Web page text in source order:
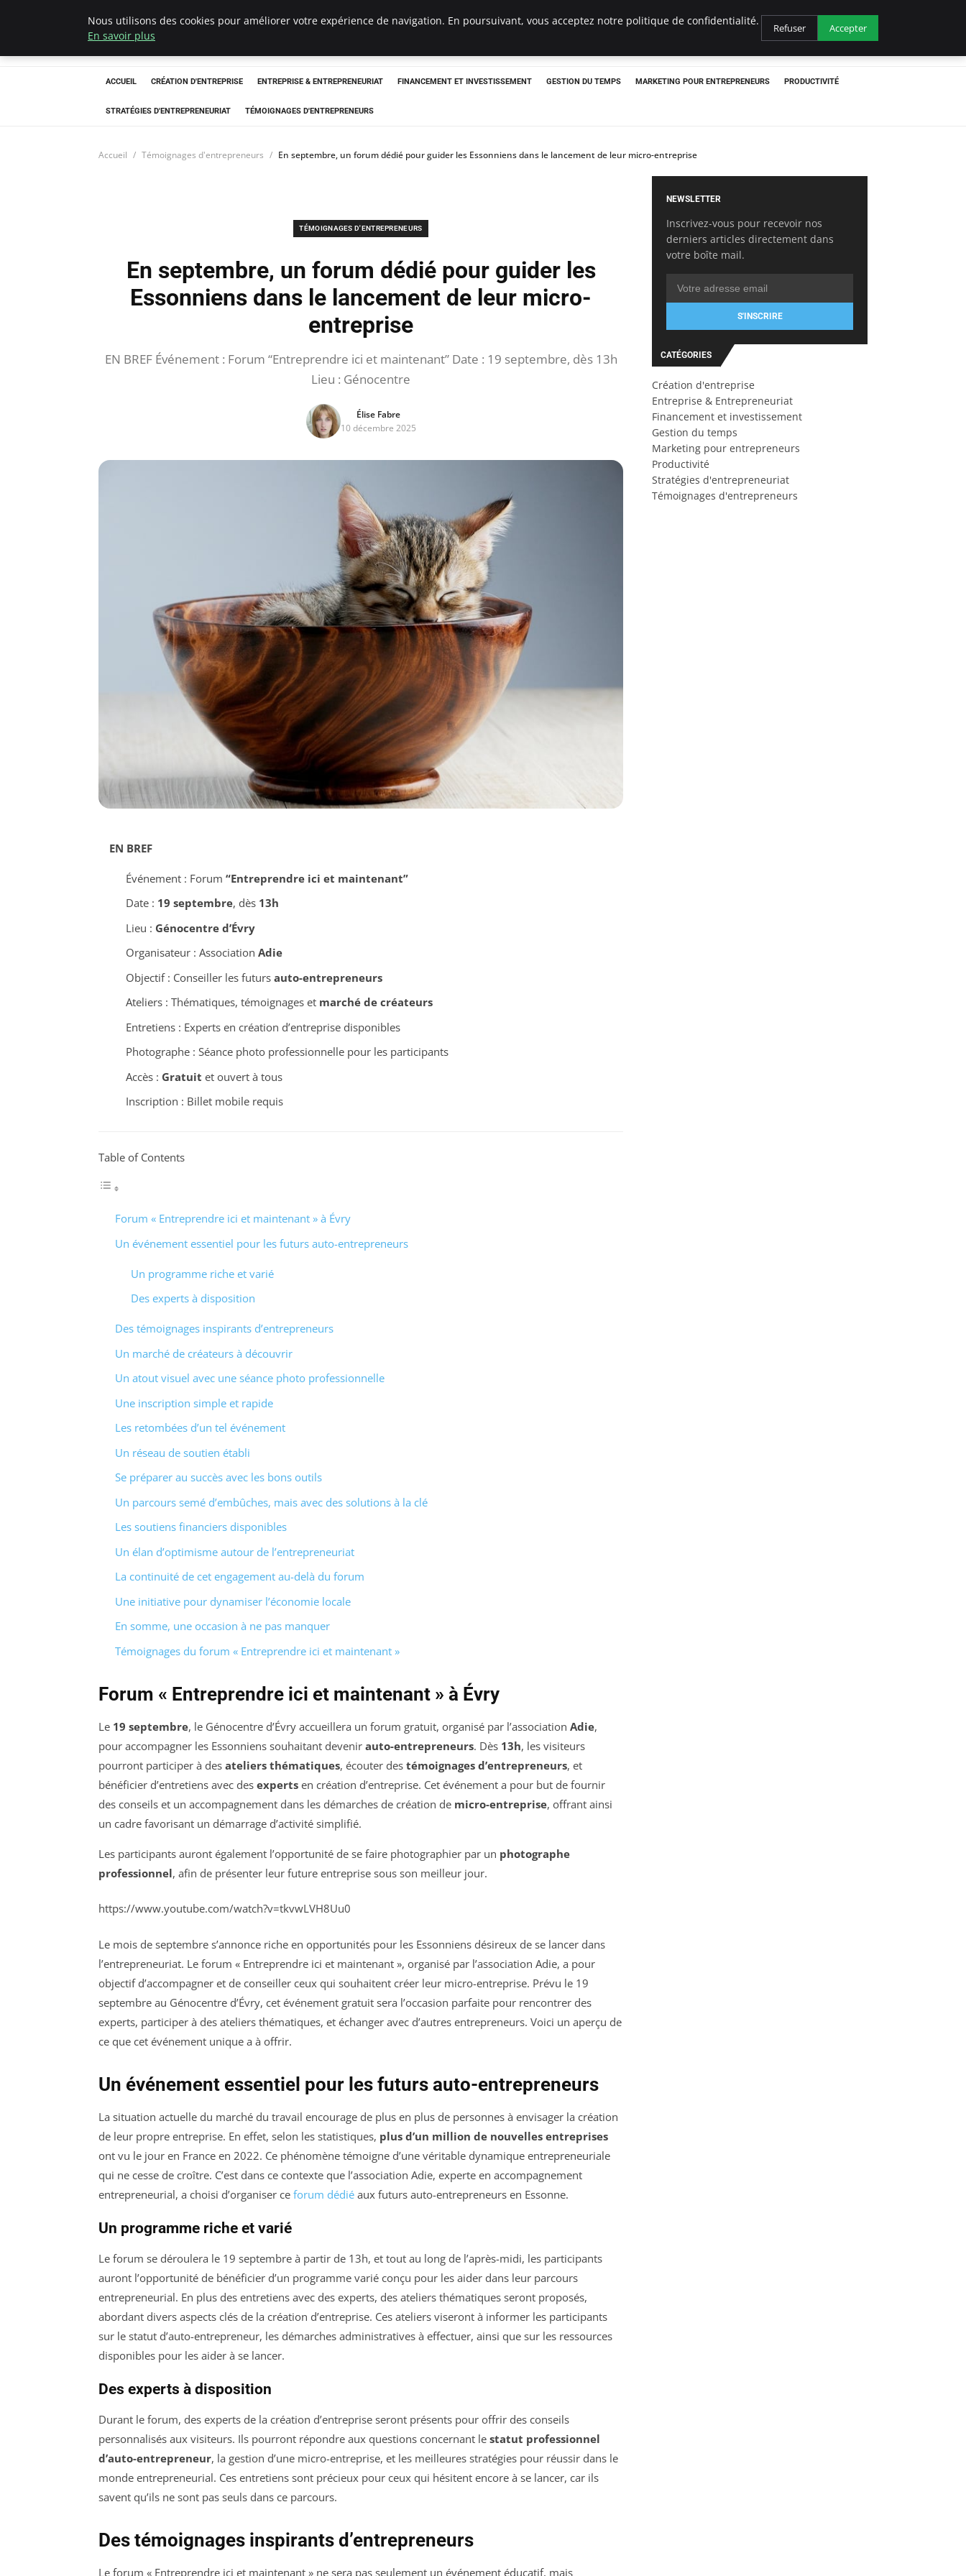
LECFCM
ACCUEIL CRÉATION D'ENTREPRISE ENTREPRISE & ENTREPRENEURIAT FINANCEMENT ET INVESTISSEMENT GESTION DU TEMPS MARKETING POUR ENTREPRENEURS PRODUCTIVITÉ
STRATÉGIES D'ENTREPRENEURIAT TÉMOIGNAGES D'ENTREPRENEURS
Accueil Témoignages d'entrepreneurs En septembre, un forum dédié pour guider les Essonniens dans le lancement de leur micro-entreprise
TÉMOIGNAGES D'ENTREPRENEURS
En septembre, un forum dédié pour guider les
Essonniens dans le lancement de leur micro-
entreprise
EN BREF Événement : Forum “Entreprendre ici et maintenant” Date : 19 septembre, dès 13h
Lieu : Génocentre
Élise Fabre
10 décembre 2025
EN BREF
Événement : Forum “Entreprendre ici et maintenant”
Date : 19 septembre, dès 13h
Lieu : Génocentre d’Évry
Organisateur : Association Adie
Objectif : Conseiller les futurs auto-entrepreneurs
Ateliers : Thématiques, témoignages et marché de créateurs
Entretiens : Experts en création d’entreprise disponibles
Photographe : Séance photo professionnelle pour les participants
Accès : Gratuit et ouvert à tous
Inscription : Billet mobile requis
Table of Contents
Forum « Entreprendre ici et maintenant » à Évry
Un événement essentiel pour les futurs auto-entrepreneurs
Un programme riche et varié
Des experts à disposition
Des témoignages inspirants d’entrepreneurs
Un marché de créateurs à découvrir
Un atout visuel avec une séance photo professionnelle
Une inscription simple et rapide
Les retombées d’un tel événement
Un réseau de soutien établi
Se préparer au succès avec les bons outils
Un parcours semé d’embûches, mais avec des solutions à la clé
Les soutiens financiers disponibles
Un élan d’optimisme autour de l’entrepreneuriat
La continuité de cet engagement au-delà du forum
Une initiative pour dynamiser l’économie locale
En somme, une occasion à ne pas manquer
Témoignages du forum « Entreprendre ici et maintenant »
Forum « Entreprendre ici et maintenant » à Évry
Le 19 septembre, le Génocentre d’Évry accueillera un forum gratuit, organisé par l’association Adie,
pour accompagner les Essonniens souhaitant devenir auto-entrepreneurs. Dès 13h, les visiteurs
pourront participer à des ateliers thématiques, écouter des témoignages d’entrepreneurs, et
bénéficier d’entretiens avec des experts en création d’entreprise. Cet événement a pour but de fournir
des conseils et un accompagnement dans les démarches de création de micro-entreprise, offrant ainsi
un cadre favorisant un démarrage d’activité simplifié.
Les participants auront également l’opportunité de se faire photographier par un photographe
professionnel, afin de présenter leur future entreprise sous son meilleur jour.
https://www.youtube.com/watch?v=tkvwLVH8Uu0
Le mois de septembre s’annonce riche en opportunités pour les Essonniens désireux de se lancer dans
l’entrepreneuriat. Le forum « Entreprendre ici et maintenant », organisé par l’association Adie, a pour
objectif d’accompagner et de conseiller ceux qui souhaitent créer leur micro-entreprise. Prévu le 19
septembre au Génocentre d’Évry, cet événement gratuit sera l’occasion parfaite pour rencontrer des
experts, participer à des ateliers thématiques, et échanger avec d’autres entrepreneurs. Voici un aperçu de
ce que cet événement unique a à offrir.
Un événement essentiel pour les futurs auto-entrepreneurs
La situation actuelle du marché du travail encourage de plus en plus de personnes à envisager la création
de leur propre entreprise. En effet, selon les statistiques, plus d’un million de nouvelles entreprises
ont vu le jour en France en 2022. Ce phénomène témoigne d’une véritable dynamique entrepreneuriale
qui ne cesse de croître. C’est dans ce contexte que l’association Adie, experte en accompagnement
entrepreneurial, a choisi d’organiser ce forum dédié aux futurs auto-entrepreneurs en Essonne.
Un programme riche et varié
Le forum se déroulera le 19 septembre à partir de 13h, et tout au long de l’après-midi, les participants
auront l’opportunité de bénéficier d’un programme varié conçu pour les aider dans leur parcours
entrepreneurial. En plus des entretiens avec des experts, des ateliers thématiques seront proposés,
abordant divers aspects clés de la création d’entreprise. Ces ateliers viseront à informer les participants
sur le statut d’auto-entrepreneur, les démarches administratives à effectuer, ainsi que sur les ressources
disponibles pour les aider à se lancer.
Des experts à disposition
Durant le forum, des experts de la création d’entreprise seront présents pour offrir des conseils
personnalisés aux visiteurs. Ils pourront répondre aux questions concernant le statut professionnel
d’auto-entrepreneur, la gestion d’une micro-entreprise, et les meilleures stratégies pour réussir dans le
monde entrepreneurial. Ces entretiens sont précieux pour ceux qui hésitent encore à se lancer, car ils
savent qu’ils ne sont pas seuls dans ce parcours.
Des témoignages inspirants d’entrepreneurs
Le forum « Entreprendre ici et maintenant » ne sera pas seulement un événement éducatif, mais
NEWSLETTER
Inscrivez-vous pour recevoir nos
derniers articles directement dans
votre boîte mail.
S'INSCRIRE
CATÉGORIES
Création d'entreprise
Entreprise & Entrepreneuriat
Financement et investissement
Gestion du temps
Marketing pour entrepreneurs
Productivité
Stratégies d'entrepreneuriat
Témoignages d'entrepreneurs
Nous utilisons des cookies pour améliorer votre expérience de navigation. En poursuivant, vous acceptez notre politique de confidentialité.
En savoir plus
Refuser Accepter